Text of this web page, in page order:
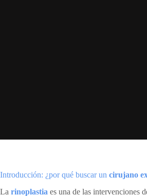
Introducción: ¿por qué buscar un cirujano
La rinoplastia es una de las intervenciones